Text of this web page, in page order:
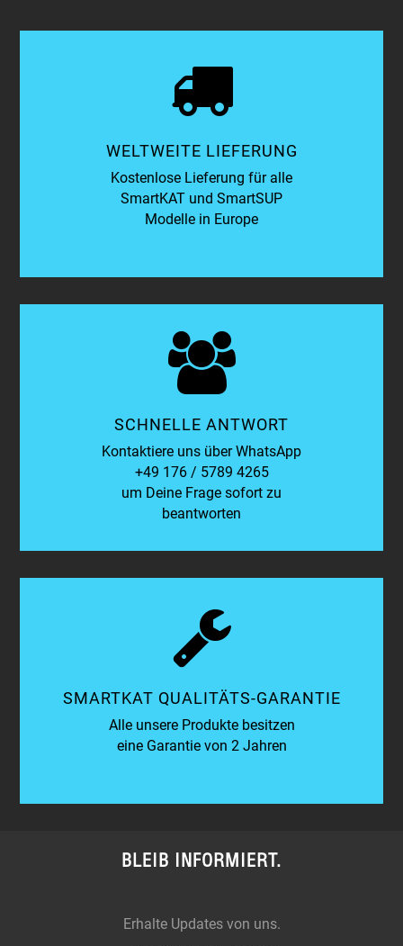
WELTWEITE LIEFERUNG
Kostenlose Lieferung für alle
SmartKAT und SmartSUP
Modelle in Europe
SCHNELLE ANTWORT
Kontaktiere uns über WhatsApp
+49 176 / 5789 4265
um Deine Frage sofort zu
beantworten
SMARTKAT QUALITÄTS-GARANTIE
Alle unsere Produkte besitzen
eine Garantie von 2 Jahren
BLEIB INFORMIERT.
Erhalte Updates von uns.